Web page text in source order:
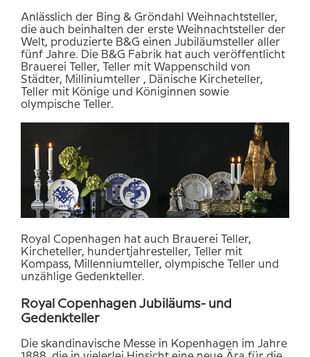
Anlässlich der Bing & Gröndahl Weihnachtsteller,
die auch beinhalten der erste Weihnachtsteller der
Welt, produzierte B&G einen Jubiläumsteller aller
fünf Jahre. Die B&G Fabrik hat auch veröffentlicht
Brauerei Teller, Teller mit Wappenschild von
Städter, Milliniumteller , Dänische Kircheteller,
Teller mit Könige und Königinnen sowie
olympische Teller.
Royal Copenhagen hat auch Brauerei Teller,
Kircheteller, hundertjahresteller, Teller mit
Kompass, Millenniumteller, olympische Teller und
unzählige Gedenkteller.
Royal Copenhagen Jubiläums- und
Gedenkteller
Die skandinavische Messe in Kopenhagen im Jahre